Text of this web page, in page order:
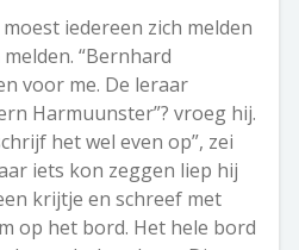
iedereen zich melden
“Bernhard
voor me. De leraar
Harmuunster”? vroeg hij.
het wel even op”, zei
iets kon zeggen liep hij
krijtje en schreef met
op het bord. Het hele bord